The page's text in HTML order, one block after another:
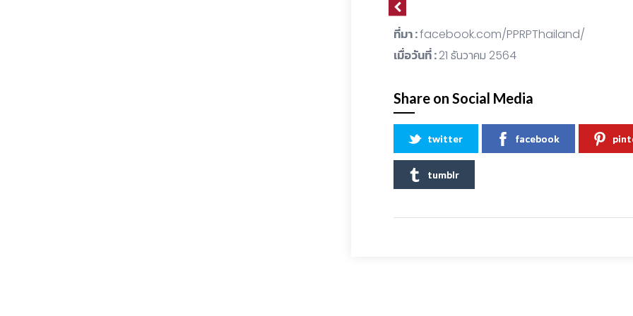
ที่มา :facebook.com/PPRPThailand/
เมื่อวันที่ :21 ธันวาคม 2564
Share on Social Media
twitter facebook
tumblr